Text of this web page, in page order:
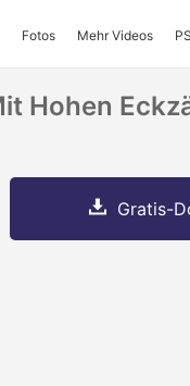
Fotos Mehr Videos
Hohen
Gratis-